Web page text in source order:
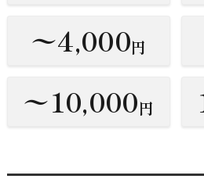
〜4,000円
〜10,000円